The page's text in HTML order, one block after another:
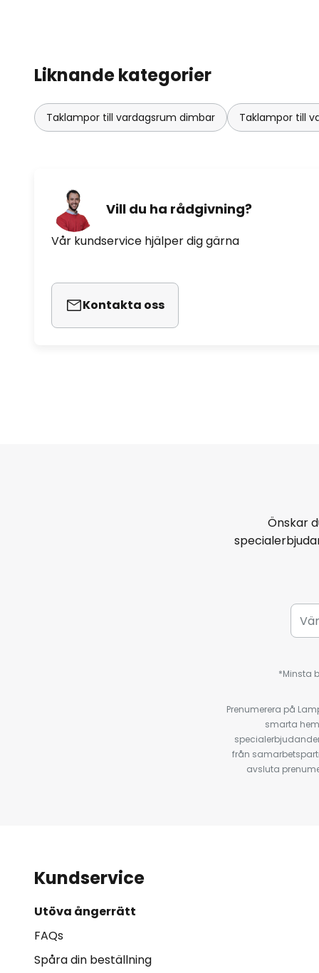
Liknande kategorier
Taklampor till vardagsrum dimbar Taklampor till
Vill du ha rådgivning?
Vår kundservice hjälper dig gärna
Kontakta oss
Önskar
*Minsta
Prenumerera på
smarta
från
avsluta
Kundservice
Utöva ångerrätt
FAQs
Spåra din beställning